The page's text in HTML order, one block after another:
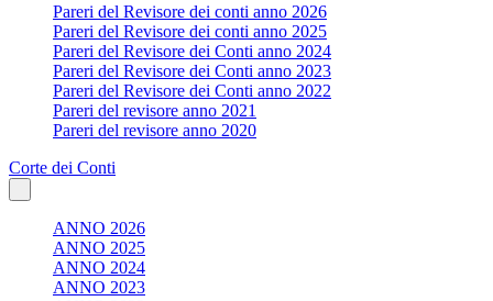
Pareri del Revisore dei conti anno 2026
Pareri del Revisore dei conti anno 2025
Pareri del Revisore dei Conti anno 2024
Pareri del Revisore dei Conti anno 2023
Pareri del Revisore dei Conti anno 2022
Pareri del revisore anno 2021
Pareri del revisore anno 2020
Corte dei Conti
ANNO 2026
ANNO 2025
ANNO 2024
ANNO 2023